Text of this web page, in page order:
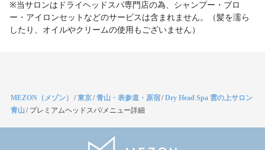
※当サロンはドライヘッドスパ専門店の為、シャンプー・ブロ
ー・アイロンセットなどのサービスは含まれません。（髪を濡ら
したり、オイルやクリームの使用もございません）
MEZON（メゾン） /東京/青山・表参道・原宿/Dry Head Spa 雲の上サロン
青山 / プレミアムヘッドスパ/メニュー詳細